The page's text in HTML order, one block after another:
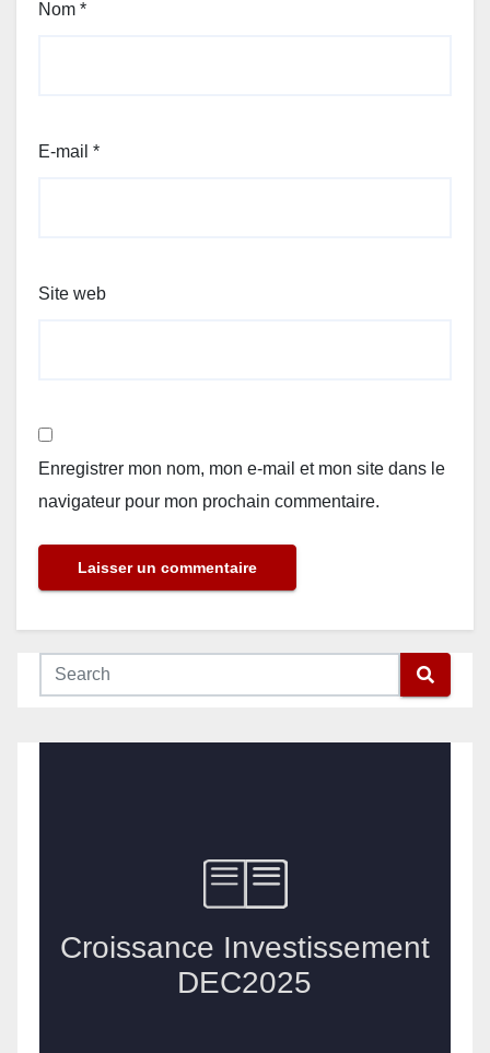
Nom *
E-mail *
Site web
Enregistrer mon nom, mon e-mail et mon site dans le
navigateur pour mon prochain commentaire.